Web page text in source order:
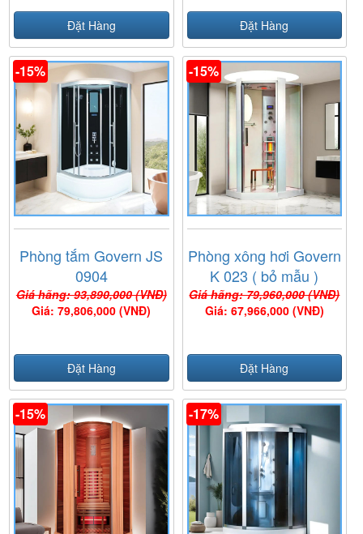
Đặt Hàng Đặt Hàng
-15%
Phòng tắm Govern JS
0904
Giá hãng: 93,890,000 (VNĐ)
Giá: 79,806,000 (VNĐ)
Đặt Hàng
-15%
Phòng xông hơi Govern
K 023 ( bỏ mẫu )
Giá hãng: 79,960,000 (VNĐ)
Giá: 67,966,000 (VNĐ)
Đặt Hàng
-15% -17%